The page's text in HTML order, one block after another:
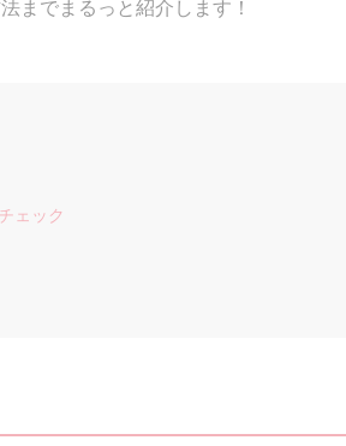
までまるっと紹介します！
ェック